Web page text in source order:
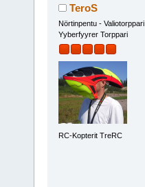
TeroS
Nörtinpentu - Valiotorppari
Yyberfyyrer Torppari
RC-Kopterit TreRC